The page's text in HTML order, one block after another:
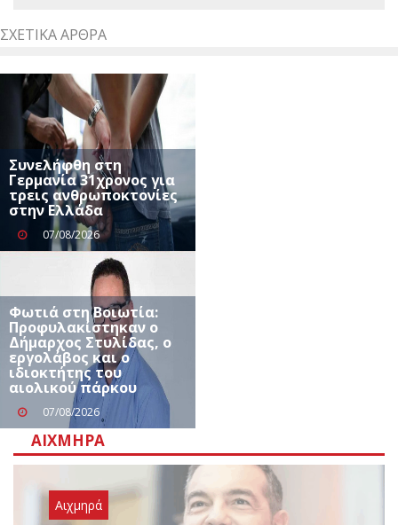
ΣΧΕΤΙΚΆ ΆΡΘΡΑ
Συνελήφθη στη
Γερμανία 31χρονος για
τρεις ανθρωποκτονίες
στην Ελλάδα
07/08/2026
Φωτιά στη Βοιωτία:
Προφυλακίστηκαν ο
Δήμαρχος Στυλίδας, ο
εργολάβος και ο
ιδιοκτήτης του
αιολικού πάρκου
07/08/2026
ΑΙΧΜΗΡΆ
Αιχμηρά